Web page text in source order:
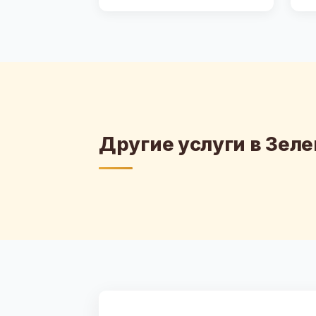
Другие услуги в